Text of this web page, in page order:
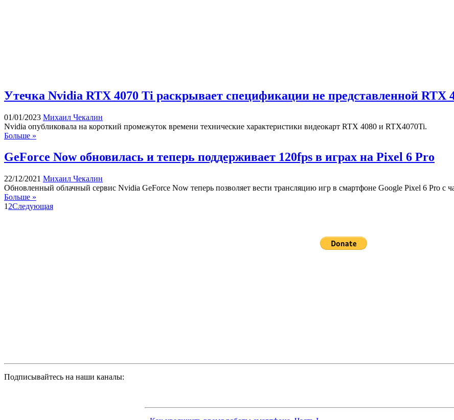
Утечка Nvidia RTX 4070 Ti раскрывает спецификации не представленной RTX
01/01/2023 Михаил Чекалин
Nvidia опубликовала на короткий промежуток времени технические характеристики видеокарт RTX 4080 и RTX4070Ti.
Больше »
GeForce Now обновилась и теперь поддерживает 120fps в играх на Pixel 6 Pro
22/12/2021 Михаил Чекалин
Обновленный облачный сервис Nvidia GeForce Now теперь позволяет вести трансляцию игр в смартфоне Google Pixel 6 Pro с
Больше »
1 2Следующая
Подписывайтесь на наши каналы: